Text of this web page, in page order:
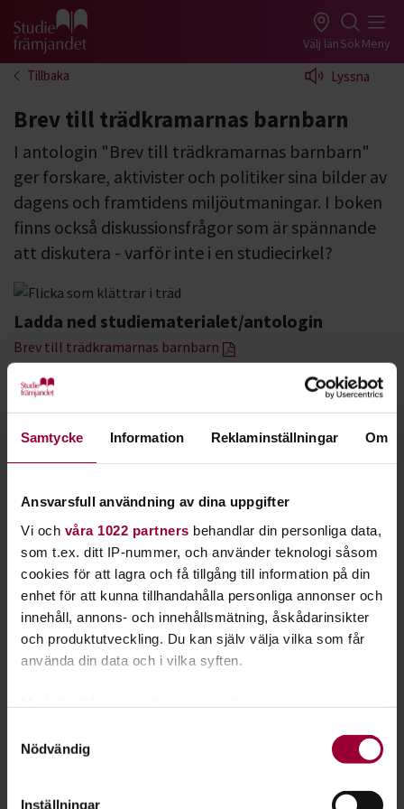
Samtycke Information Reklaminställningar Om
Ansvarsfull användning av dina uppgifter
Vi och våra 1022 partners behandlar din personliga data,
som t.ex. ditt IP-nummer, och använder teknologi såsom
cookies för att lagra och få tillgång till information på din
enhet för att kunna tillhandahålla personliga annonser och
innehåll, annons- och innehållsmätning, åskådarinsikter
och produktutveckling. Du kan själv välja vilka som får
använda din data och i vilka syften.
som kan ha en noggrannhet på upp till flera meter
Nödvändig
Inställningar
Gå till studiefrämjandets startsida Välj länSökMeny
Tillbaka Lyssna
Brev till trädkramarnas barnbarn
I antologin "Brev till trädkramarnas barnbarn"
ger forskare, aktivister och politiker sina bilder av
dagens och framtidens miljöutmaningar. I boken
finns också diskussionsfrågor som är spännande
att diskutera - varför inte i en studiecirkel?
Ladda ned studiematerialet/antologin
Brev till trädkramarnas barnbarn
Brev till trädkramarnas barnbarn handlar om massbilismens
konsekvenser, klimatfrågans akuta läge och den skillnad
engagerade medborgare gör i världen.
Antologin är inspirerad av de så kallade trädkramar-
historia. De frågor trädkramarna ställde för drygt trettio år
sedan är lika relevanta idag. Om trettio år är det 2050. Vilken
värld har vi då?
Bakom boken står kabaréduonSweet dreams- Anna
Jonsson och Sara Nilsson - som gjort över 500
framträdanden runt om i landet om miljö- och
rättvisefrågor. Deras senaste föreställning heter just
stöd av Studiefrämjandet i Väst och Västra
Mer info på